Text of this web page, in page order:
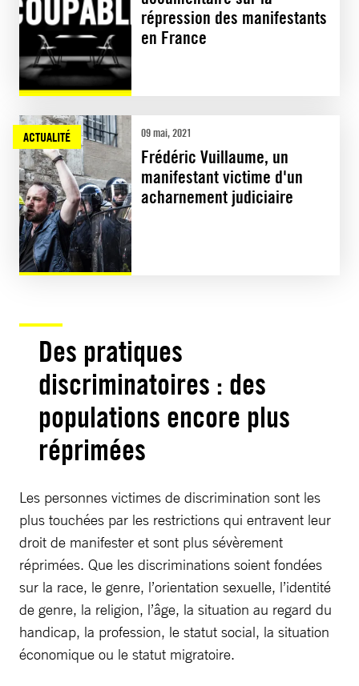
répression des manifestants
en France
ACTUALITÉ 09 mai, 2021
Frédéric Vuillaume, un
manifestant victime d'un
acharnement judiciaire
Des pratiques
discriminatoires : des
populations encore plus
réprimées
Les personnes victimes de discrimination sont les
plus touchées par les restrictions qui entravent leur
droit de manifester et sont plus sévèrement
réprimées. Que les discriminations soient fondées
sur la race, le genre, l’orientation sexuelle, l’identité
de genre, la religion, l’âge, la situation au regard du
handicap, la profession, le statut social, la situation
économique ou le statut migratoire.